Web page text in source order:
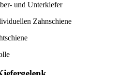
und Unterkiefer
Zahnschiene